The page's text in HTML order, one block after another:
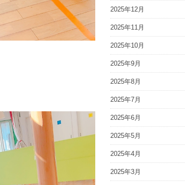
2025年12月
2025年11月
2025年10月
2025年9月
2025年8月
2025年7月
2025年6月
2025年5月
2025年4月
2025年3月